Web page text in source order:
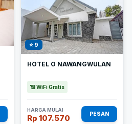
⭐ 9
HOTEL O NAWANGWULAN
📶 WiFi Gratis
HARGA MULAI
Rp 107.570 PESAN